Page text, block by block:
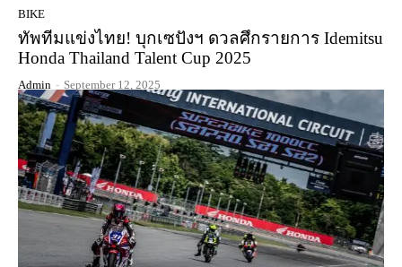
BIKE
ทัพทีมแข่งไทย! บุกเซปังฯ ดวลศึกรายการ Idemitsu
Honda Thailand Talent Cup 2025
Admin - September 12, 2025